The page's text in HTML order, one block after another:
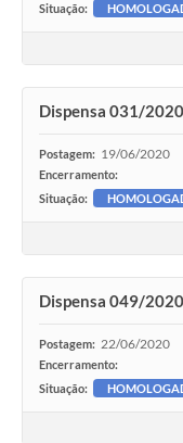
Situação:
Dispensa 031/2020
Postagem: 19/06/2020
Encerramento:
Situação:
Dispensa 049/2020
Postagem: 22/06/2020
Encerramento:
Situação: